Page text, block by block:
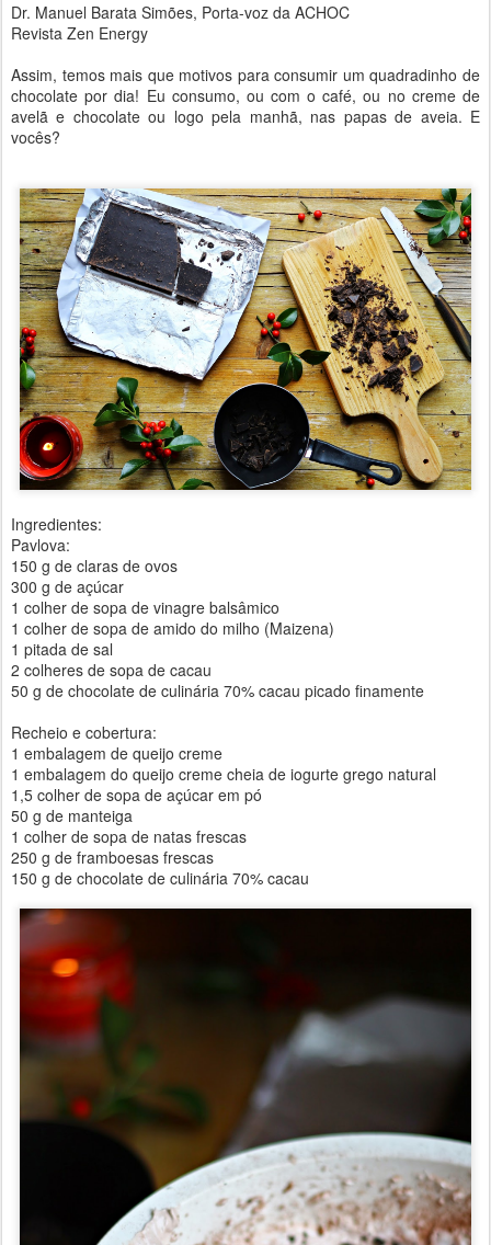
Dr. Manuel Barata Simões, Porta-voz da ACHOC
Revista Zen Energy
Assim, temos mais que motivos para consumir um quadradinho de
chocolate por dia! Eu consumo, ou com o café, ou no creme de
avelã e chocolate ou logo pela manhã, nas papas de aveia. E
vocês?
Ingredientes:
Pavlova:
150 g de claras de ovos
300 g de açúcar
1 colher de sopa de vinagre balsâmico
1 colher de sopa de amido do milho (Maizena)
1 pitada de sal
2 colheres de sopa de cacau
50 g de chocolate de culinária 70% cacau picado finamente
Recheio e cobertura:
1 embalagem de queijo creme
1 embalagem do queijo creme cheia de iogurte grego natural
1,5 colher de sopa de açúcar em pó
50 g de manteiga
1 colher de sopa de natas frescas
250 g de framboesas frescas
150 g de chocolate de culinária 70% cacau